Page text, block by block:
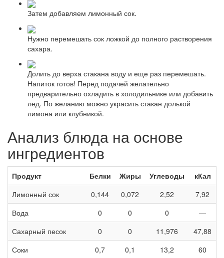
Затем добавляем лимонный сок.
Нужно перемешать сок ложкой до полного растворения
сахара.
Долить до верха стакана воду и еще раз перемешать.
Напиток готов! Перед подачей желательно
предварительно охладить в холодильнике или добавить
лед. По желанию можно украсить стакан долькой
лимона или клубникой.
Анализ блюда на основе
ингредиентов
Продукт Белки Жиры Углеводы
кКал
Лимонный сок
0,144 0,072 2,52
7,92
Вода
0 0 0
—
Сахарный песок
0 0 11,976
47,88
Соки
0,7 0,1 13,2
60